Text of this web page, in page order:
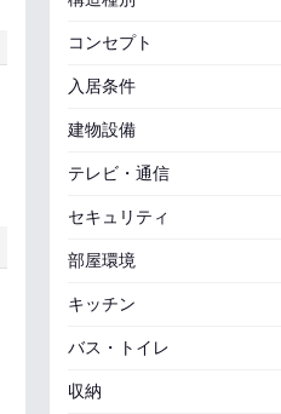
コンセプト
入居条件
建物設備
テレビ・通信
セキュリティ
部屋環境
キッチン
バス・トイレ
収納